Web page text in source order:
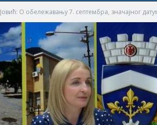
Јовић: О обележавању 7. септембра, значајног